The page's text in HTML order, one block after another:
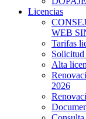
Licencias
WEB
Tarifas
Solicitud
Alta
2026